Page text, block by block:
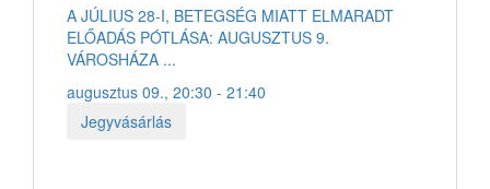
A JÚLIUS 28-I, BETEGSÉG MIATT ELMARADT
ELŐADÁS PÓTLÁSA: AUGUSZTUS 9.
VÁROSHÁZA ...
augusztus 09., 20:30 - 21:40
Jegyvásárlás